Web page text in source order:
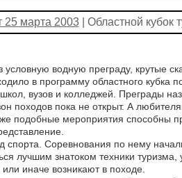
марта 2003| Областной кубок
водную преграду, крутые
в программу областного кубка
вузов и колледжей. Преграды
походов пока не открыт. А
подобные мероприятия способны
спорта. Соревнования по нему
лучшим знатоком техники
иначе возникают в походе.